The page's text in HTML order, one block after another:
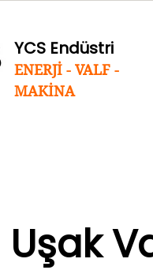
YCS Endüstri
ENERJİ - VALF -
MAKİNA
Uşak